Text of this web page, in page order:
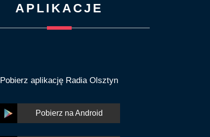
APLIKACJE
Pobierz aplikację Radia Olsztyn
Pobierz na Android